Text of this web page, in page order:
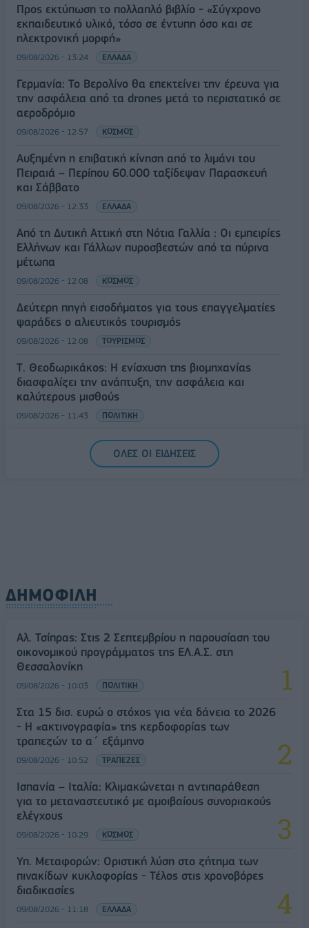
Προς εκτύπωση το πολλαπλό βιβλίο - «Σύγχρονο
εκπαιδευτικό υλικό, τόσο σε έντυπη όσο και σε
ηλεκτρονική μορφή»
09/08/2026 - 13:24 ΕΛΛΑΔΑ
Γερμανία: Το Βερολίνο θα επεκτείνει την έρευνα για
την ασφάλεια από τα drones μετά το περιστατικό σε
αεροδρόμιο
09/08/2026 - 12:57 ΚΟΣΜΟΣ
Αυξημένη η επιβατική κίνηση από το λιμάνι του
Πειραιά – Περίπου 60.000 ταξίδεψαν Παρασκευή
και Σάββατο
09/08/2026 - 12:33 ΕΛΛΑΔΑ
Από τη Δυτική Αττική στη Νότια Γαλλία : Οι εμπειρίες
Ελλήνων και Γάλλων πυροσβεστών από τα πύρινα
μέτωπα
09/08/2026 - 12:08 ΚΟΣΜΟΣ
Δεύτερη πηγή εισοδήματος για τους επαγγελματίες
ψαράδες ο αλιευτικός τουρισμός
09/08/2026 - 12:08 ΤΟΥΡΙΣΜΟΣ
Τ. Θεοδωρικάκος: Η ενίσχυση της βιομηχανίας
διασφαλίζει την ανάπτυξη, την ασφάλεια και
καλύτερους μισθούς
09/08/2026 - 11:43 ΠΟΛΙΤΙΚΗ
Υπ. Μεταφορών: Οριστική λύση στο ζήτημα των
πινακίδων κυκλοφορίας - Τέλος στις χρονοβόρες
ΟΛΕΣ ΟΙ ΕΙΔΗΣΕΙΣ
ΔΗΜΟΦΙΛΗ
Αλ. Τσίπρας: Στις 2 Σεπτεμβρίου η παρουσίαση του
οικονομικού προγράμματος της ΕΛ.Α.Σ. στη
Θεσσαλονίκη
09/08/2026 - 10:03 ΠΟΛΙΤΙΚΗ
Στα 15 δισ. ευρώ ο στόχος για νέα δάνεια το 2026
- Η «ακτινογραφία» της κερδοφορίας των
τραπεζών το α΄ εξάμηνο
09/08/2026 - 10:52 ΤΡΑΠΕΖΕΣ
Ισπανία – Ιταλία: Κλιμακώνεται η αντιπαράθεση
για το μεταναστευτικό με αμοιβαίους συνοριακούς
ελέγχους
09/08/2026 - 10:29 ΚΟΣΜΟΣ
Υπ. Μεταφορών: Οριστική λύση στο ζήτημα των
πινακίδων κυκλοφορίας - Τέλος στις χρονοβόρες
διαδικασίες
09/08/2026 - 11:18 ΕΛΛΑΔΑ